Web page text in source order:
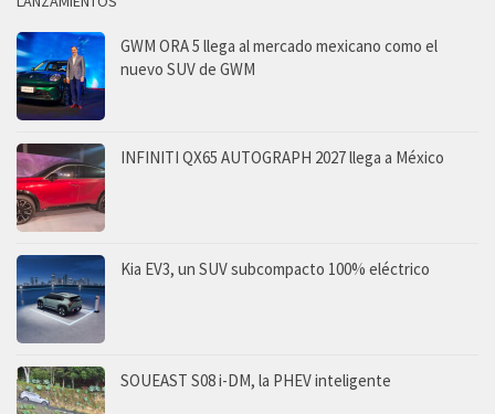
GWM ORA 5 llega al mercado mexicano como el
nuevo SUV de GWM
INFINITI QX65 AUTOGRAPH 2027 llega a México
Kia EV3, un SUV subcompacto 100% eléctrico
SOUEAST S08 i-DM, la PHEV inteligente